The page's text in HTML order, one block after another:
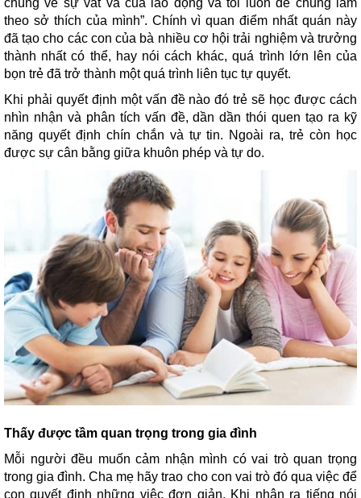
theo sở thích của mình”. Chính vì quan điểm nhất quán này
đã tạo cho các con của bà nhiều cơ hội trải nghiệm và trưởng
thành nhất có thể, hay nói cách khác, quá trình lớn lên của
bọn trẻ đã trở thành một quá trình liên tục tự quyết.
Khi phải quyết định một vấn đề nào đó trẻ sẽ học được cách
nhìn nhận và phân tích vấn đề, dần dần thói quen tạo ra kỹ
năng quyết định chín chắn và tự tin. Ngoài ra, trẻ còn học
được sự cân bằng giữa khuôn phép và tự do.
Thấy được tầm quan trọng trong gia đình
Mỗi người đều muốn cảm nhận mình có vai trò quan trọng
trong gia đình. Cha mẹ hãy trao cho con vai trò đó qua việc để
con quyết định những việc đơn giản. Khi nhận ra tiếng nói